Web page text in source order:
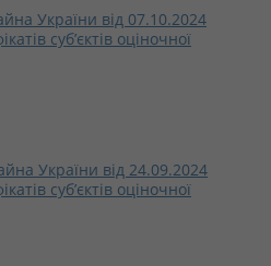
України від 07.10.2024
суб’єктів оціночної
України від 24.09.2024
суб’єктів оціночної